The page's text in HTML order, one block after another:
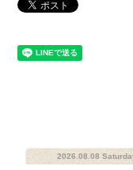
2026.08.08